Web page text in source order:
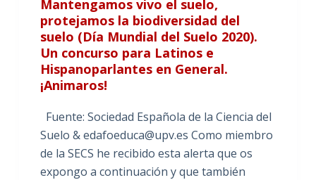
Mantengamos vivo el suelo,
protejamos la biodiversidad del
suelo (Día Mundial del Suelo 2020).
Un concurso para Latinos e
Hispanoparlantes en General.
¡Animaros!
Fuente: Sociedad Española de la Ciencia del
Suelo & edafoeduca@upv.es Como miembro
de la SECS he recibido esta alerta que os
expongo a continuación y que también